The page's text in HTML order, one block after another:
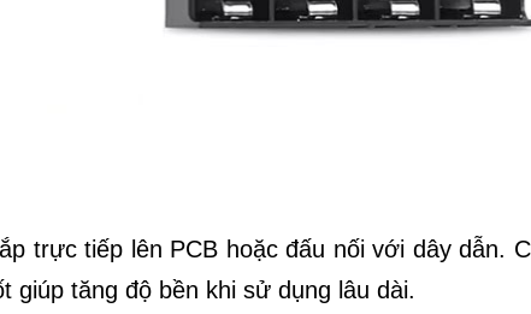
trực tiếp lên PCB hoặc đấu nối với dây dẫn.
giúp tăng độ bền khi sử dụng lâu dài.